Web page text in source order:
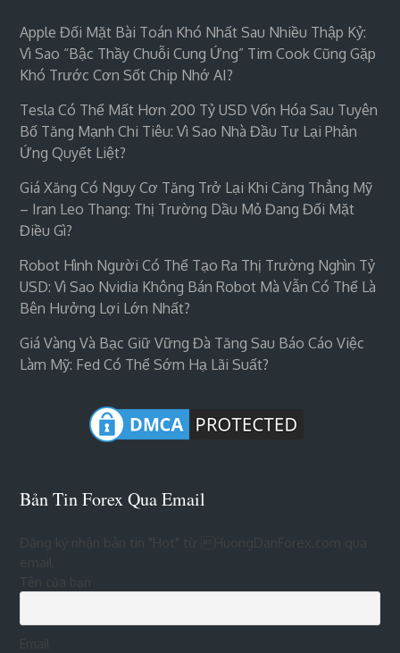
Apple Đối Mặt Bài Toán Khó Nhất Sau Nhiều Thập Kỷ:
Vì Sao “bậc Thầy Chuỗi Cung Ứng” Tim Cook Cũng Gặp
Khó Trước Cơn Sốt Chip Nhớ AI?
Tesla Có Thể Mất Hơn 200 Tỷ USD Vốn Hóa Sau Tuyên
Bố Tăng Mạnh Chi Tiêu: Vì Sao Nhà Đầu Tư Lại Phản
Ứng Quyết Liệt?
Giá Xăng Có Nguy Cơ Tăng Trở Lại Khi Căng Thẳng Mỹ
– Iran Leo Thang: Thị Trường Dầu Mỏ Đang Đối Mặt
Điều Gì?
Robot Hình Người Có Thể Tạo Ra Thị Trường Nghìn Tỷ
USD: Vì Sao Nvidia Không Bán Robot Mà Vẫn Có Thể Là
Bên Hưởng Lợi Lớn Nhất?
Giá Vàng Và Bạc Giữ Vững Đà Tăng Sau Báo Cáo Việc
Làm Mỹ: Fed Có Thể Sớm Hạ Lãi Suất?
Bản Tin Forex Qua Email
Đăng ký nhận bản tin "Hot" từ HuongDanForex.com qua
Tên của bạn